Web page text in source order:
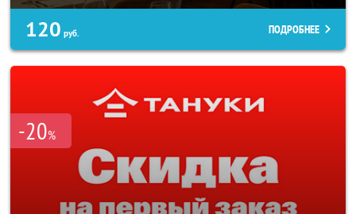
120 руб. ПОДРОБНЕЕ
-20%